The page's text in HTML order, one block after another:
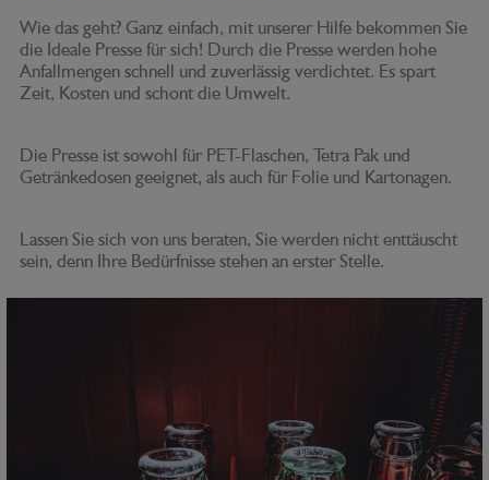
Wie das geht? Ganz einfach, mit unserer Hilfe bekommen Sie
die Ideale Presse für sich! Durch die Presse werden hohe
Anfallmengen schnell und zuverlässig verdichtet. Es spart
Zeit, Kosten und schont die Umwelt.
Die Presse ist sowohl für PET-Flaschen, Tetra Pak und
Getränkedosen geeignet, als auch für Folie und Kartonagen.
Lassen Sie sich von uns beraten, Sie werden nicht enttäuscht
sein, denn Ihre Bedürfnisse stehen an erster Stelle.